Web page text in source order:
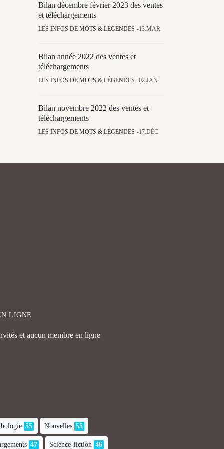
Bilan décembre février 2023 des ventes
et téléchargements
LES INFOS DE MOTS & LÉGENDES 13.MAR
Bilan année 2022 des ventes et
téléchargements
LES INFOS DE MOTS & LÉGENDES 02.JAN
Bilan novembre 2022 des ventes et
téléchargements
LES INFOS DE MOTS & LÉGENDES 17.DÉC
LIGNE
et aucun membre en ligne
55 Nouvelles 55
47 Science-fiction 46